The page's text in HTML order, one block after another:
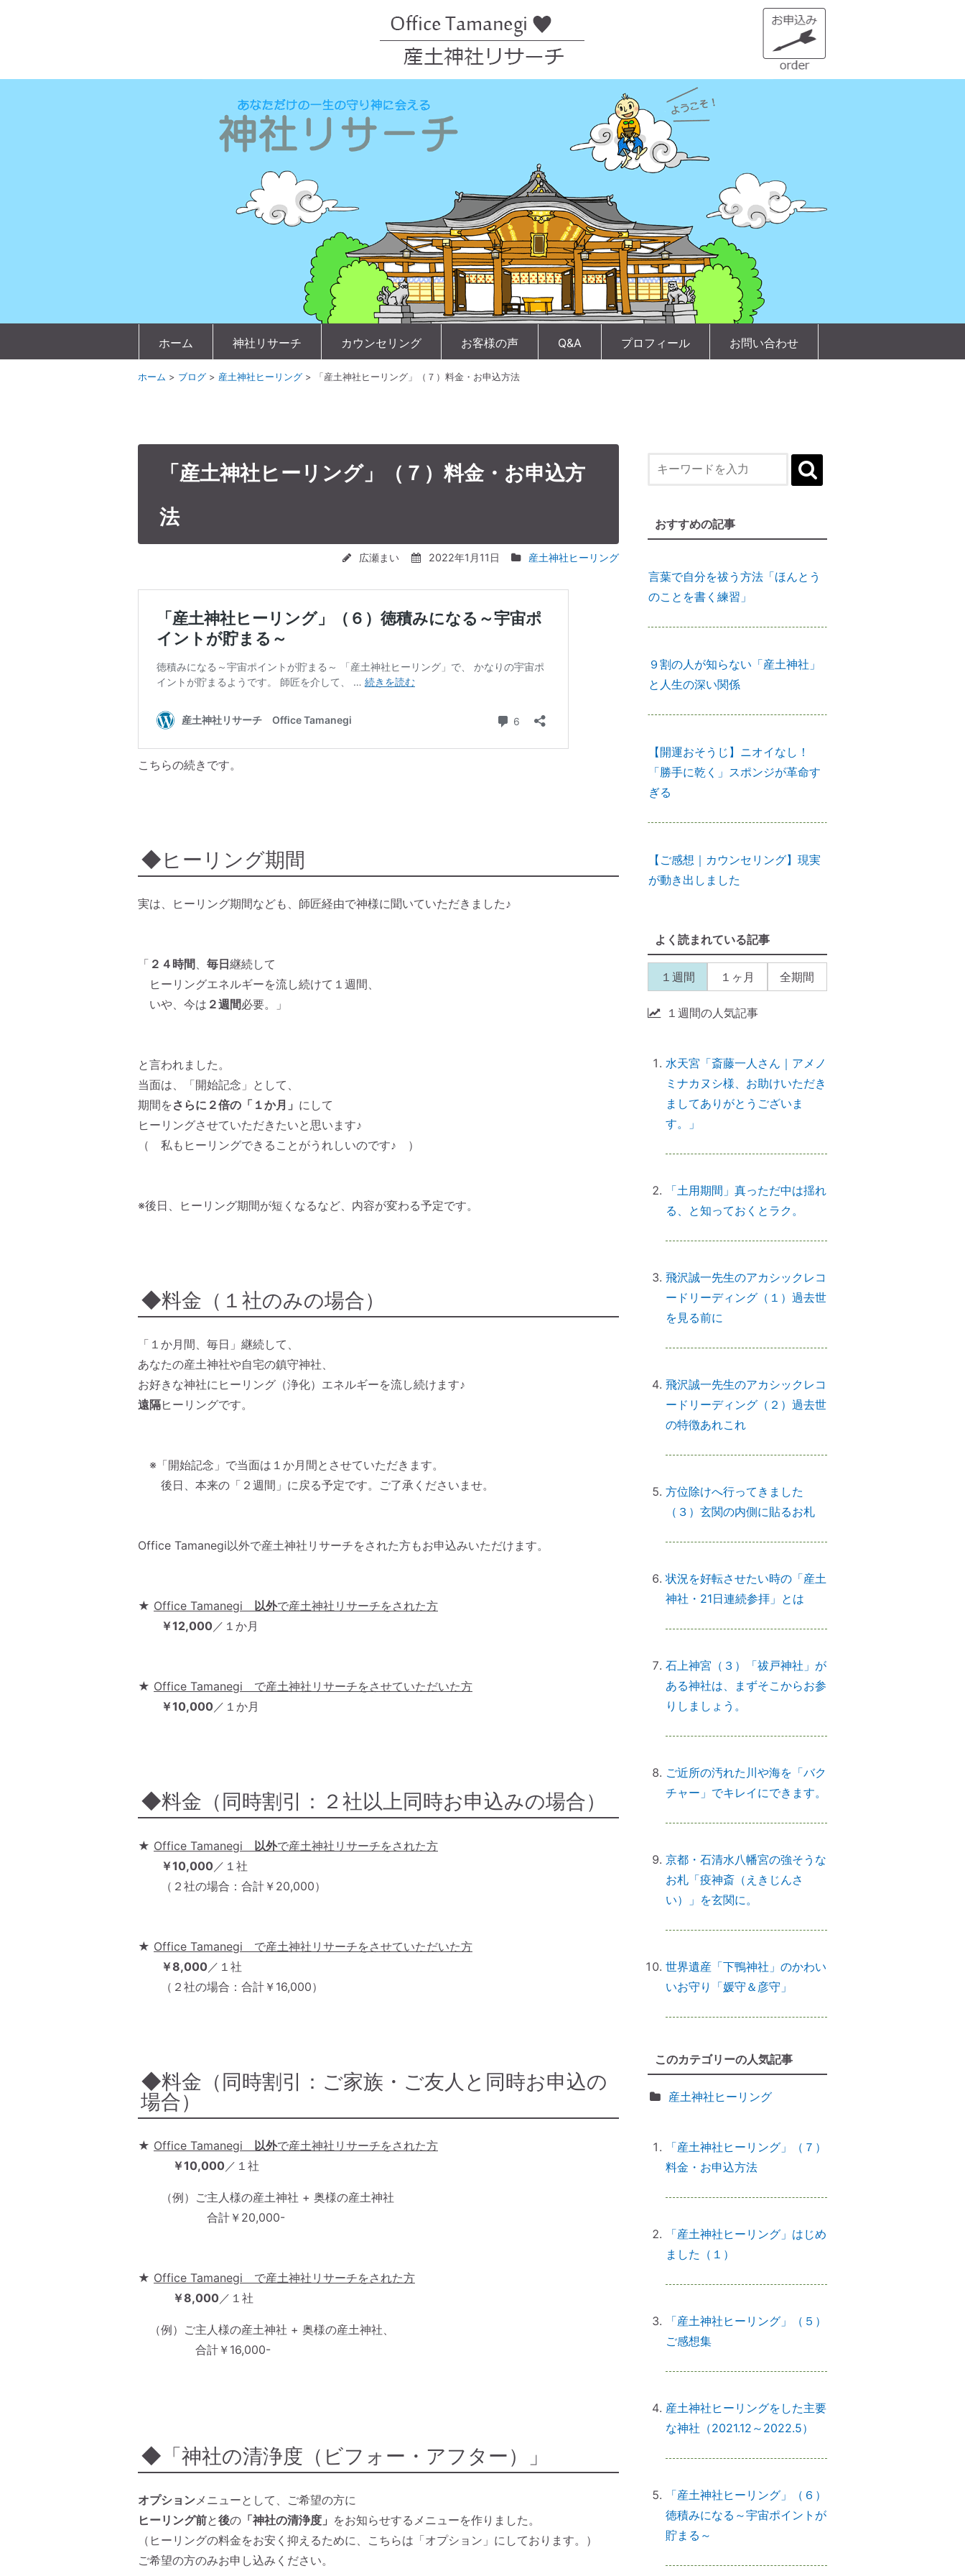
ホーム 神社リサーチ カウンセリング お客様の声 Q&A プロフィール お問い合わせ
ホーム > ブログ > 産土神社ヒーリング > 「産土神社ヒーリング」（７）料金・お申込方法
「産土神社ヒーリング」（７）料金・お申込方
法
広瀬まい 2022年1月11日 産土神社ヒーリング
こちらの続きです。
◆ヒーリング期間
実は、ヒーリング期間なども、師匠経由で神様に聞いていただきました♪
「 ２４時間 、 毎日継続して
ヒーリングエネルギーを流し続けて１週間、
いや、今は ２週間必要。」
と言われました。
当面は、「開始記念」として、
期間をさらに２倍の「１か月」 にして
ヒーリングさせていただきたいと思います♪
（ 私もヒーリングできることがうれしいのです♪ ）
※後日、ヒーリング期間が短くなるなど、内容が変わる予定です。
◆料金（１社のみの場合）
「１か月間、毎日」継続して、
あなたの産土神社や自宅の鎮守神社、
お好きな神社にヒーリング（浄化）エネルギーを流し続けます♪
遠隔ヒーリングです。
※「開始記念」で当面は１か月間とさせていただきます。
後日、本来の「２週間」に戻る予定です。ご了承くださいませ。
Office Tamanegi以外で産土神社リサーチをされた方もお申込みいただけます。
★ Office Tamanegi 以外で産土神社リサーチをされた方
￥12,000／１か月
★ Office Tamanegi で産土神社リサーチをさせていただいた方
￥10,000／１か月
◆料金（同時割引：２社以上同時お申込みの場合）
★ Office Tamanegi 以外で産土神社リサーチをされた方
￥10,000 ／１社
（２社の場合：合計￥20,000）
★ Office Tamanegi で産土神社リサーチをさせていただいた方
￥8,000 ／１社
（２社の場合：合計￥16,000）
◆料金（同時割引：ご家族・ご友人と同時お申込の
場合）
★ Office Tamanegi 以外で産土神社リサーチをされた方
￥10,000 ／１社
（例）ご主人様の産土神社 + 奥様の産土神社
合計￥20,000-
★ Office Tamanegi で産土神社リサーチをされた方
￥8,000 ／１社
（例）ご主人様の産土神社 + 奥様の産土神社、
合計￥16,000-
◆「神社の清浄度（ビフォー・アフター）」
オプションメニューとして、ご希望の方に
ヒーリング前と後の 「神社の清浄度」 をお知らせするメニューを作りました。
（ヒーリングの料金をお安く抑えるために、こちらは「オプション」にしております。）
ご希望の方のみお申し込みください。
おすすめの記事
１）誰でも生まれ変われる・年に
２度の「大祓（おおはらえ）」と
は？
状況を好転させたい時の「産土神
社・21日連続参拝」とは
縁結びに効果がある「産土神社」
縁結びの土台づくりに「産土神
社」
のことを書く練習」
９割の人が知らない「産土神社」
と人生の深い関係
【開運おそうじ】ニオイなし！
「勝手に乾く」スポンジが革命す
ぎる
【ご感想｜カウンセリング】現実
が動き出しました
【カウンセリング】引き寄せたい
なら、先に癒すのがコツ
産土神社に参拝するメリット
→「開運スイッチ」が入る
在意識の書き換え・癒しが必要だ
った
【ご感想｜カウンセリング】心配
初詣に間に合わせるには、今がリ
「氏神神社」と「産土神社」の違
いは何ですか？
「産土神社」の読み方は？ 意味
や語源は？
【ご感想｜カウンセリング】深く
納得できました
日本国民を癒しまくっている高市
総理 ♡
「日本の神社」と「エジプトの神
殿」の共通点
スマホのない暮らし
にやるべきこととは？
「わかっちゃいるけど止められな
い」反応しちゃうのは、無意識か
するメリットとは？
怒っている人は「困っている」
人。自分にこうしてみよう。
よく読まれている記事
１週間 １ヶ月 全期間
１週間の人気記事
水天宮「斎藤一人さん｜アメノ
ミナカヌシ様、お助けいただき
ましてありがとうございま
す。」
「土用期間」真っただ中は揺れ
る、と知っておくとラク。
飛沢誠一先生のアカシックレコ
ードリーディング（１）過去世
を見る前に
飛沢誠一先生のアカシックレコ
ードリーディング（２）過去世
の特徴あれこれ
方位除けへ行ってきました
（３）玄関の内側に貼るお札
状況を好転させたい時の「産土
神社・21日連続参拝」とは
石上神宮（３）「祓戸神社」が
ある神社は、まずそこからお参
りしましょう。
ご近所の汚れた川や海を「バク
チャー」でキレイにできます。
京都・石清水八幡宮の強そうな
お札「疫神斎（えきじんさ
い）」を玄関に。
世界遺産「下鴨神社」のかわい
いお守り「媛守＆彦守」
このカテゴリーの人気記事
産土神社ヒーリング
「産土神社ヒーリング」（７）
料金・お申込方法
「産土神社ヒーリング」はじめ
ました（１）
「産土神社ヒーリング」（５）
ご感想集
産土神社ヒーリングをした主要
な神社（2021.12～2022.5）
「産土神社ヒーリング」（６）
徳積みになる～宇宙ポイントが
貯まる～